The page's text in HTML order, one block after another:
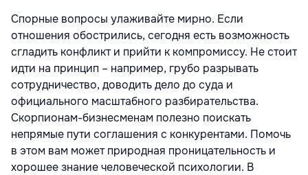
Спорные вопросы улаживайте мирно. Если
отношения обострились, сегодня есть возможность
сгладить конфликт и прийти к компромиссу. Не стоит
идти на принцип – например, грубо разрывать
сотрудничество, доводить дело до суда и
официального масштабного разбирательства.
Скорпионам-бизнесменам полезно поискать
непрямые пути соглашения с конкурентами. Помочь
в этом вам может природная проницательность и
хорошее знание человеческой психологии. В